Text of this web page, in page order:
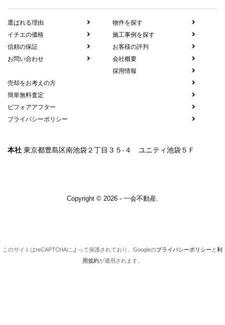
選ばれる理由
イチエの価格
信頼の保証
お問い合わせ
物件を探す
施工事例を探す
お客様の評判
会社概要
採用情報
売却をお考えの方
簡単無料査定
ビフォアアフター
プライバシーポリシー
本社 東京都豊島区南池袋２丁目３５-４ ユニティ池袋５Ｆ
Copyright © 2026 - 一会不動産.
このサイトはreCAPTCHAによって保護されており、Googleのプライバシーポリシー と利
用規約が適用されます。